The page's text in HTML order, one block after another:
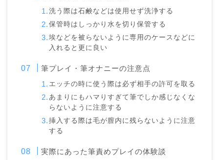
洗う際は石鹸などは使用せず洗浄する
保管時はしっかり水を切り保管する
埃などを被らないように専用のケースなどに
入れると更に良い
筆プレイ・筆オナニーの注意点
エッチの時に使う際は必ず相手の許可を取る
あまりにもハマりすぎて筆でしか感じなくな
らないように注意する
挿入する際は毛が膣内に残らないように注意
する
実際にあった筆責めプレイの体験談